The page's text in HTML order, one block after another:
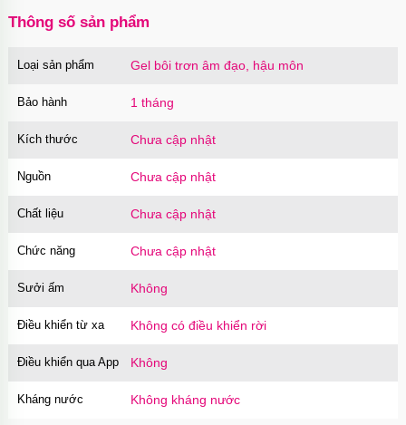
Ốp lưng iPhone 16 Pro Max TPU Space trong
suốt tối giản
trị giá70.000₫
Ốp lưng iPhone 16 TPU Space trong suốt tối
trị giá70.000₫
Ốp lưng MagSafe iPhone 17 Air Clear Case
tối giản
trong suốt
OPC17PR trị giá
Ốp lưng MagSafe iPhone 17 Clear Case trong
Thông số sản phẩm
Loại sản phẩm Gel bôi trơn âm đạo, hậu môn
Bảo hành 1 tháng
Kích thước Chưa cập nhật
Nguồn Chưa cập nhật
Chất liệu Chưa cập nhật
Chức năng Chưa cập nhật
Sưởi ấm Không
Điều khiển từ xa Không có điều khiển rời
Điều khiển qua App Không
Kháng nước Không kháng nước